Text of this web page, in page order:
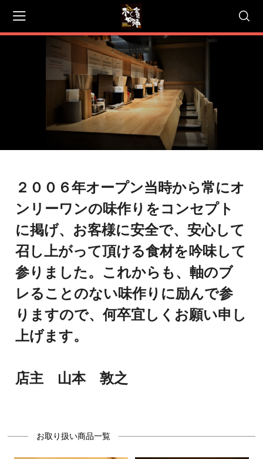
マイページ カート
２００６年オープン当時から常にオ
ンリーワンの味作りをコンセプト
に掲げ、お客様に安全で、安心して
召し上がって頂ける食材を吟味して
参りました。 これからも、軸のブ
レることのない味作りに励んで参
りますので、何卒宜しくお願い申し
上げます。
店主 山本 敦之
お取り扱い商品一覧